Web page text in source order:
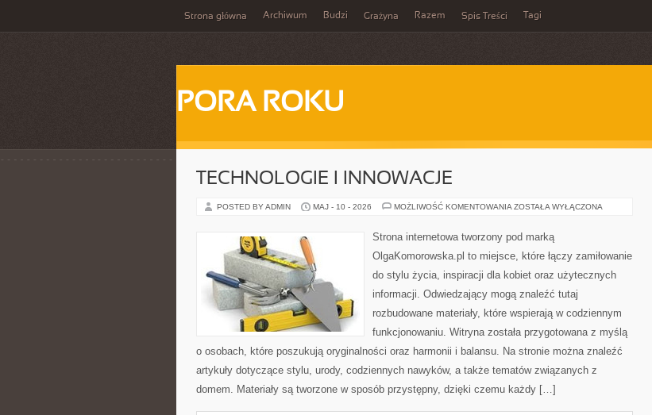
Strona główna Archiwum Budzi Grażyna Razem Spis Treści Tagi
PORA ROKU
TECHNOLOGIE I INNOWACJE
POSTED BY ADMIN MAJ - 10 - 2026 MOŻLIWOŚĆ KOMENTOWANIA TECHNOLOGIE
ZOSTAŁA WYŁĄCZONA
Strona internetowa tworzony pod marką
OlgaKomorowska.pl to miejsce, które łączy zamiłowanie
do stylu życia, inspiracji dla kobiet oraz użytecznych
informacji. Odwiedzający mogą znaleźć tutaj
rozbudowane materiały, które wspierają w codziennym
funkcjonowaniu. Witryna została przygotowana z myślą
o osobach, które poszukują oryginalności oraz harmonii i balansu. Na stronie można znaleźć
artykuły dotyczące stylu, urody, codziennych nawyków, a także tematów związanych z
domem. Materiały są tworzone w sposób przystępny, dzięki czemu każdy […]